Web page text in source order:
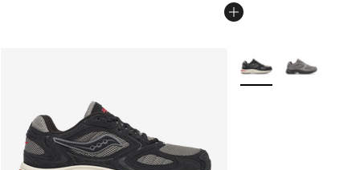
Plus de couleurs